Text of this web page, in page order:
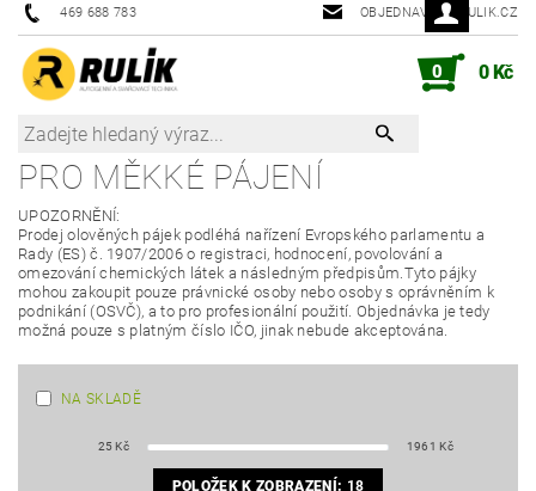
469 688 783 OBJEDNAVKY@RULIK.CZ
0 0 Kč
PRO MĚKKÉ PÁJENÍ
UPOZORNĚNÍ:
Prodej olověných pájek podléhá nařízení Evropského parlamentu a
Rady (ES) č. 1907/2006 o registraci, hodnocení, povolování a
omezování chemických látek a následným předpisům.Tyto pájky
mohou zakoupit pouze právnické osoby nebo osoby s oprávněním k
podnikání (OSVČ), a to pro profesionální použití. Objednávka je tedy
možná pouze s platným číslo IČO, jinak nebude akceptována.
NA SKLADĚ
25Kč 1961 Kč
POLOŽEK K ZOBRAZENÍ: 18